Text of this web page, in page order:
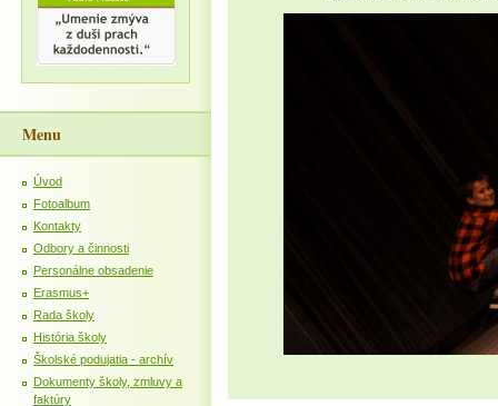
Menu
Úvod
Fotoalbum
Kontakty
Odbory a činnosti
Personálne obsadenie
Erasmus+
Rada školy
História školy
Školské podujatia - archív
Dokumenty školy, zmluvy a
faktúry